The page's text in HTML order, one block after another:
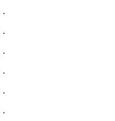
·
·
·
·
·
·